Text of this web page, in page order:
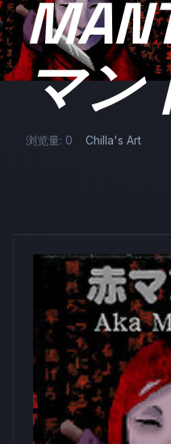
マン
浏览量: 0 Chilla's Art